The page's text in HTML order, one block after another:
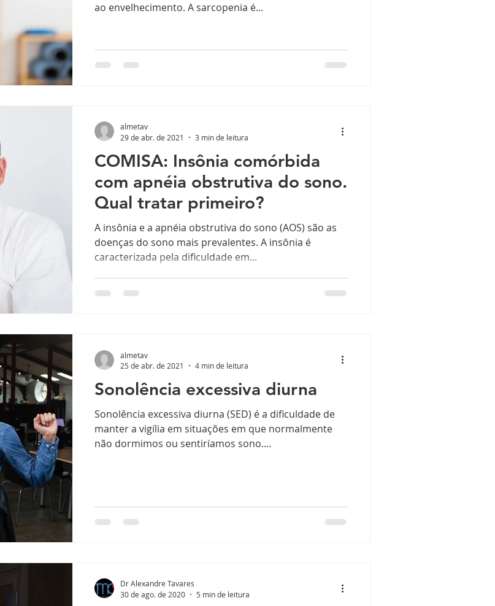
ao envelhecimento. A sarcopenia é...
COMISA: Insônia comórbida
com apnéia obstrutiva do sono.
Qual tratar primeiro?
A insônia e a apnéia obstrutiva do sono (AOS) são as
doenças do sono mais prevalentes. A insônia é
caracterizada pela dificuldade em...
almetav
29 de abr. de 2021
3 min de leitura
Sonolência excessiva diurna
Sonolência excessiva diurna (SED) é a dificuldade de
manter a vigília em situações em que normalmente
não dormimos ou sentiríamos sono....
almetav
25 de abr. de 2021
4 min de leitura
Dr Alexandre Tavares
30 de ago. de 2020
5 min de leitura